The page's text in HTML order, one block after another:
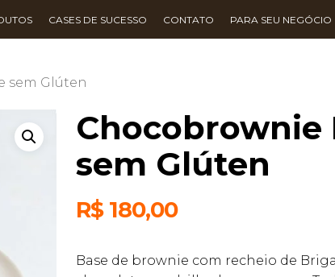
CASES DE SUCESSO CONTATO PARA SEU NEGÓCIO
sem Glúten
Chocobrownie
sem Glúten
R$180,00
Base de brownie com recheio de